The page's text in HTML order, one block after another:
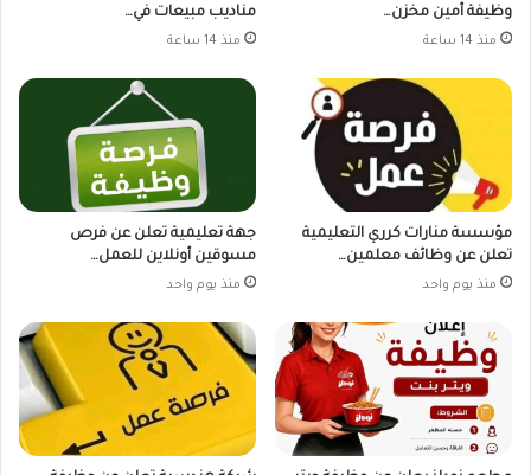
وظيفة أمين مخزن…
منذ 14 ساعة
مناديب مبيعات في…
منذ 14 ساعة
مؤسسة منارات كرري التعليمية
تعلن عن وظائف معلمين…
منذ يوم واحد
جهة تعليمية تعلن عن فرص
مسوقين أونلاين للعمل…
منذ يوم واحد